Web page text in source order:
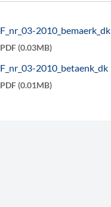
F_nr_03-2010_bemaerk_dk
PDF (0.03MB)
F_nr_03-2010_betaenk_dk
PDF (0.01MB)